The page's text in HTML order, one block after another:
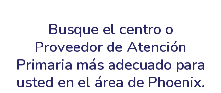
Busque el centro o
Proveedor de Atención
Primaria más adecuado para
usted en el área de Phoenix.